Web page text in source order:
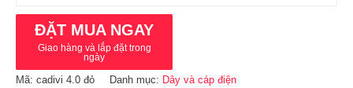
ĐẶT MUA NGAY
Giao hàng và lắp đặt trong
ngày
Mã: cadivi 4.0 đỏ Danh mục: Dây và cáp điện